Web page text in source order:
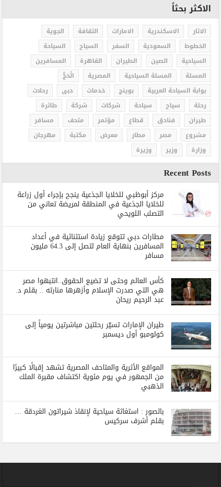
الاكثر بحثاً
الاثار الاسكندرية الامارات الثقافة
الجوية
الخطوط
السعودية السفر السياح
السياحة
السياحية
الصين الطيران القاهرة
المسافرين
المسلة
المسلة السياحية المصرية
الْحَجُّ
بوابة السياحة العربية
بوينج خدمات دبى
رحلات
رحلة
سياح سياحة شركات شركة
طائرة
طيران
فنادق قطاع مؤتمر متحف
مسافر
مشروع
مصر مطار معرض مكتبة
مهرجان
وزارة
وزير وزيرة
Recent Posts
مركز أبوظبي للخلايا الجذعية ينجح بإجراء أول زراعة
للخلايا الجذعية في المنطقة لمريضة تعاني من
التصلب اللويحي
مطارات دبي تتوقع زيادة استثنائية في أعداد
المسافرين بنهاية العام لتصل إلى 64.3 مليون
مسافر
كأس العالم وحتى لا تضيع الحقوق..انتبهوا مصر
هي التي صدرت الإسلام وأزهرها منارته .. بقلم د.
عبد الرحيم ريحان
طيران الإمارات تسيّر رحلتين مباشرتين يومياً إلى
كولومبو أول ديسمبر
المواقع الأثرية والمتاحف المصرية تشهد إقبالًا كبيرًا
من الجمهور في يوم مئوية اكتشاف مقبرة الملك
الذهبي
بالصور : استغاثة سياحية لإنقاذ شيراتون الغردقة …
بقلم أشرف سركيس